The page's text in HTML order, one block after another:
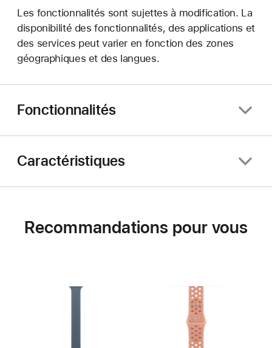
Les fonctionnalités sont sujettes à modification. La
disponibilité des fonctionnalités, des applications et
des services peut varier en fonction des zones
géographiques et des langues.
Fonctionnalités
Caractéristiques
Recommandations pour vous